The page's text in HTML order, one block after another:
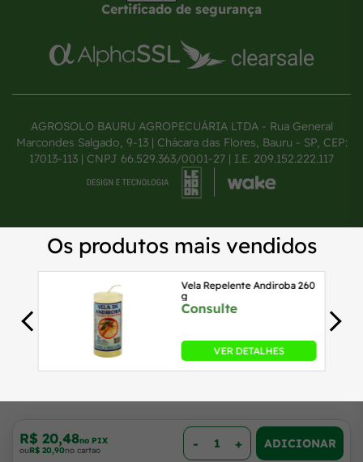
R$ 20,48no PIX
ouR$ 20,90no cartao - +
Certificado de segurança
AGROSOLO BAURU AGROPECUÁRIA LTDA - Rua General
Marcondes Salgado, 9-13 | Chácara das Flores, Bauru - SP, CEP:
17013-113 | CNPJ 66.529.363/0001-27 | I.E. 209.152.222.117